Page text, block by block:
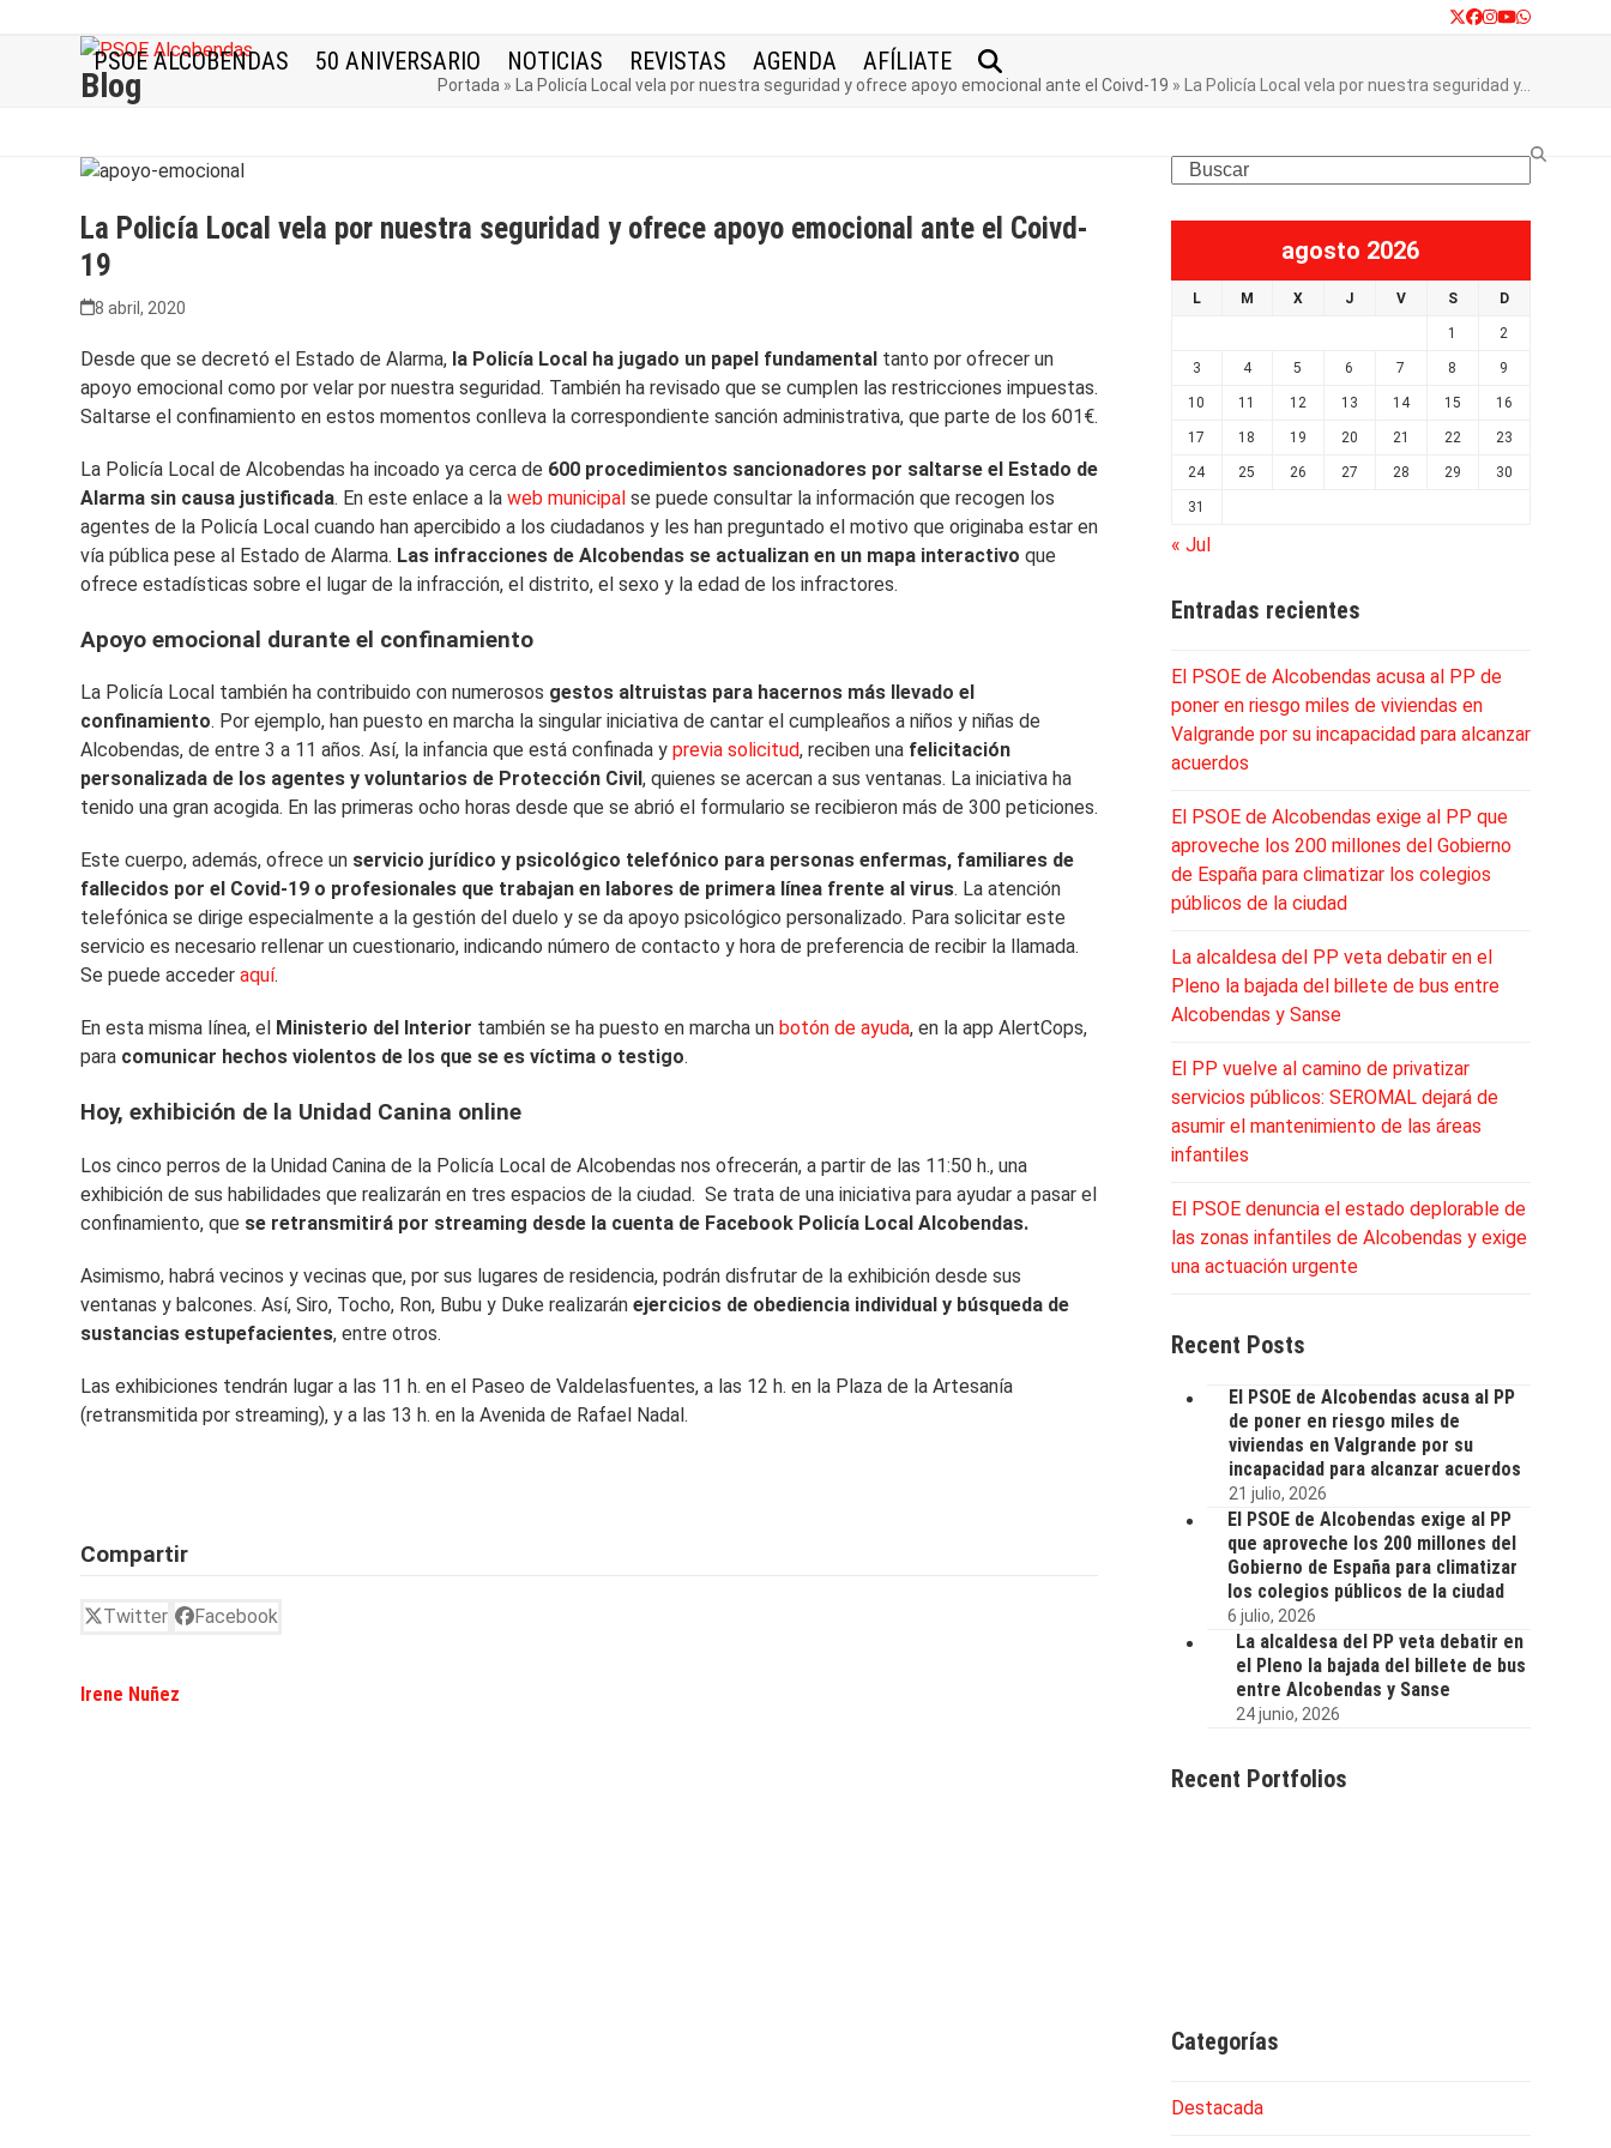
Twitter
Facebook
Instagram
YouTube
Whatsapp
PSOE ALCOBENDAS 50 ANIVERSARIO NOTICIAS REVISTAS AGENDA AFÍLIATE
Blog Portada » La Policía Local vela por nuestra seguridad y ofrece apoyo emocional ante el Coivd-19 » La Policía Local vela por nuestra seguridad y…
La Policía Local vela por nuestra seguridad y ofrece apoyo emocional ante el Coivd-
19
8 abril, 2020
Desde que se decretó el Estado de Alarma, la Policía Local ha jugado un papel fundamental tanto por ofrecer un
apoyo emocional como por velar por nuestra seguridad. También ha revisado que se cumplen las restricciones impuestas.
Saltarse el confinamiento en estos momentos conlleva la correspondiente sanción administrativa, que parte de los 601€.
La Policía Local de Alcobendas ha incoado ya cerca de 600 procedimientos sancionadores por saltarse el Estado de
Alarma sin causa justificada. En este enlace a laweb municipal se puede consultar la información que recogen los
agentes de la Policía Local cuando han apercibido a los ciudadanos y les han preguntado el motivo que originaba estar en
vía pública pese al Estado de Alarma. Las infracciones de Alcobendas se actualizan en un mapa interactivo que
ofrece estadísticas sobre el lugar de la infracción, el distrito, el sexo y la edad de los infractores.
Apoyo emocional durante el confinamiento
La Policía Local también ha contribuido con numerosos gestos altruistas para hacernos más llevado el
confinamiento. Por ejemplo, han puesto en marcha la singular iniciativa de cantar el cumpleaños a niños y niñas de
Alcobendas, de entre 3 a 11 años. Así, la infancia que está confinada yprevia solicitud, reciben una felicitación
personalizada de los agentes y voluntarios de Protección Civil, quienes se acercan a sus ventanas. La iniciativa ha
tenido una gran acogida. En las primeras ocho horas desde que se abrió el formulario se recibieron más de 300 peticiones.
Este cuerpo, además, ofrece un servicio jurídico y psicológico telefónico para personas enfermas, familiares de
fallecidos por el Covid-19 o profesionales que trabajan en labores de primera línea frente al virus. La atención
telefónica se dirige especialmente a la gestión del duelo y se da apoyo psicológico personalizado. Para solicitar este
servicio es necesario rellenar un cuestionario, indicando número de contacto y hora de preferencia de recibir la llamada.
Se puede accederaquí.
En esta misma línea, el Ministerio del Interior también se ha puesto en marcha un botón de ayuda, en la app AlertCops,
para comunicar hechos violentos de los que se es víctima o testigo.
Hoy, exhibición de la Unidad Canina online
Los cinco perros de la Unidad Canina de la Policía Local de Alcobendas nos ofrecerán, a partir de las 11:50 h., una
exhibición de sus habilidades que realizarán en tres espacios de la ciudad. Se trata de una iniciativa para ayudar a pasar el
confinamiento, que se retransmitirá por streaming desde la cuenta de Facebook Policía Local Alcobendas.
Asimismo, habrá vecinos y vecinas que, por sus lugares de residencia, podrán disfrutar de la exhibición desde sus
ventanas y balcones. Así, Siro, Tocho, Ron, Bubu y Duke realizaránejercicios de obediencia individual y búsqueda de
sustancias estupefacientes, entre otros.
Las exhibiciones tendrán lugar a las 11 h. en el Paseo de Valdelasfuentes, a las 12 h. en la Plaza de la Artesanía
(retransmitida por streaming), y a las 13 h. en la Avenida de Rafael Nadal.
Compartir
Twitter Facebook
Irene Nuñez
Search
agosto 2026
L M X J V S D
1 2
3 4 5 6 7 8 9
10 11 12 13 14 15 16
17 18 19 20 21 22 23
24 25 26 27 28 29 30
31
« Jul
Entradas recientes
El PSOE de Alcobendas acusa al PP de
poner en riesgo miles de viviendas en
Valgrande por su incapacidad para alcanzar
acuerdos
El PSOE de Alcobendas exige al PP que
aproveche los 200 millones del Gobierno
de España para climatizar los colegios
públicos de la ciudad
La alcaldesa del PP veta debatir en el
Pleno la bajada del billete de bus entre
Alcobendas y Sanse
El PP vuelve al camino de privatizar
servicios públicos: SEROMAL dejará de
asumir el mantenimiento de las áreas
infantiles
El PSOE denuncia el estado deplorable de
las zonas infantiles de Alcobendas y exige
una actuación urgente
Recent Posts
El PSOE de Alcobendas acusa al PP
de poner en riesgo miles de
viviendas en Valgrande por su
incapacidad para alcanzar acuerdos
21 julio, 2026
El PSOE de Alcobendas exige al PP
que aproveche los 200 millones del
Gobierno de España para climatizar
los colegios públicos de la ciudad
6 julio, 2026
La alcaldesa del PP veta debatir en
el Pleno la bajada del billete de bus
entre Alcobendas y Sanse
24 junio, 2026
Recent Portfolios
Categorías
Destacada